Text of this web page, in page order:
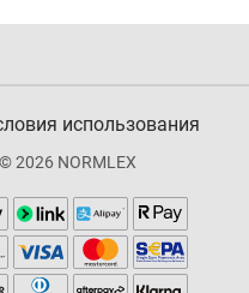
использования
2026 NORMLEX